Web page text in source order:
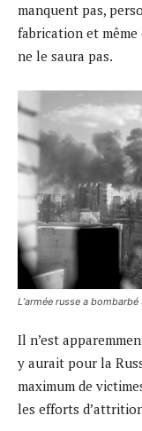
manquent pas,
fabrication et même
ne le saura pas.
Lʼarmée russe a
Il n’est
y aurait pour la
maximum de
les efforts